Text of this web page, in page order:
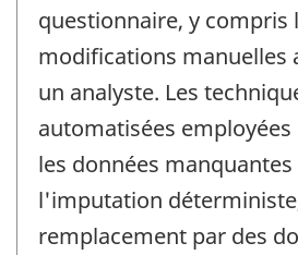
questionnaire, y compris
modifications manuelles
un analyste. Les
automatisées
les données
l'imputation
remplacement par des